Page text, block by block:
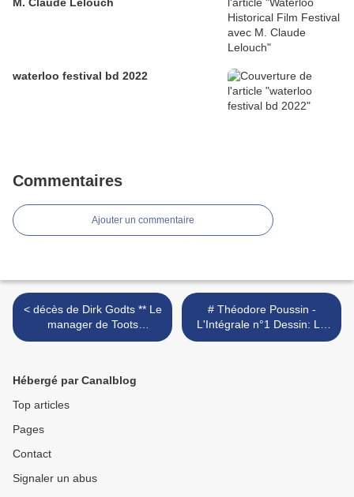
waterloo festival bd 2022
Commentaires
Ajouter un commentaire
< décès de Dirk Godts ** Le
manager de Toots
Thielemans
# Théodore Poussin -
L'Intégrale n°1 Dessin: Le
Gall F / Scénario: Le Gall F
Hébergé par Canalblog
Top articles
Pages
Contact
Signaler un abus